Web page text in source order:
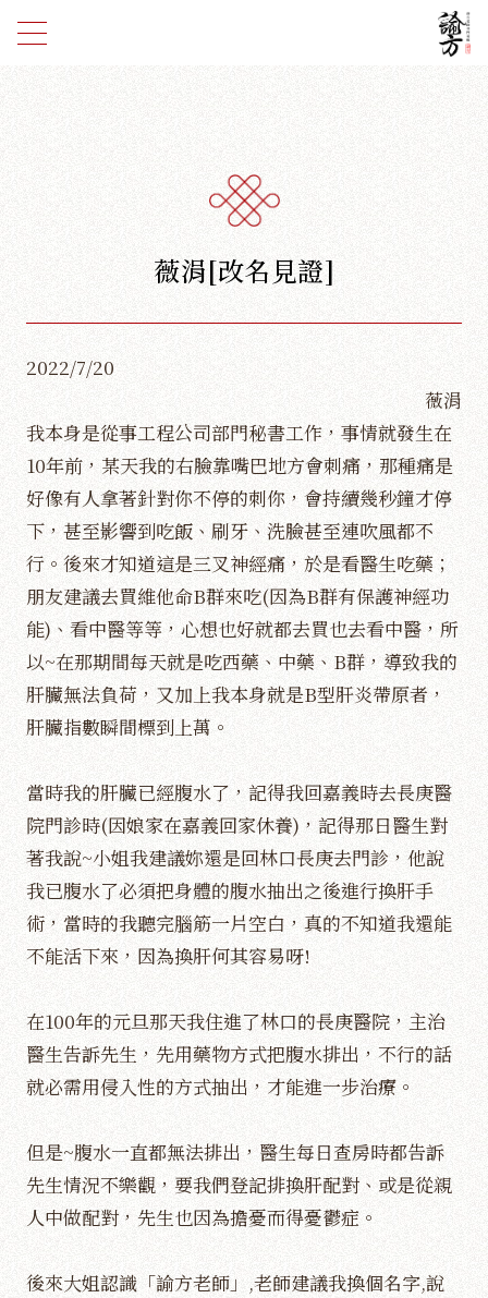
薇涓[改名見證]
2022/7/20
薇涓
我本身是從事工程公司部門秘書工作，事情就發生在
10年前，某天我的右臉靠嘴巴地方會刺痛，那種痛是
好像有人拿著針對你不停的刺你，會持續幾秒鐘才停
下，甚至影響到吃飯、刷牙、洗臉甚至連吹風都不
行。後來才知道這是三叉神經痛，於是看醫生吃藥；
朋友建議去買維他命B群來吃(因為B群有保護神經功
能)、看中醫等等，心想也好就都去買也去看中醫，所
以~在那期間每天就是吃西藥、中藥、B群，導致我的
肝臟無法負荷，又加上我本身就是B型肝炎帶原者，
肝臟指數瞬間標到上萬。
當時我的肝臟已經腹水了，記得我回嘉義時去長庚醫
院門診時(因娘家在嘉義回家休養)，記得那日醫生對
著我說~小姐我建議妳還是回林口長庚去門診，他說
我已腹水了必須把身體的腹水抽出之後進行換肝手
術，當時的我聽完腦筋一片空白，真的不知道我還能
不能活下來，因為換肝何其容易呀!
在100年的元旦那天我住進了林口的長庚醫院，主治
醫生告訴先生，先用藥物方式把腹水排出，不行的話
就必需用侵入性的方式抽出，才能進一步治療。
但是~腹水一直都無法排出，醫生每日查房時都告訴
先生情況不樂觀，要我們登記排換肝配對、或是從親
人中做配對，先生也因為擔憂而得憂鬱症。
後來大姐認識「諭方老師」,老師建議我換個名字,說